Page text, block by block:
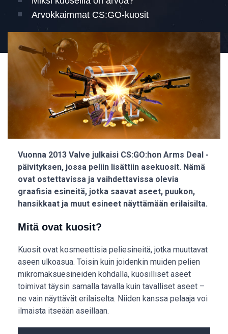
Arvokkaimmat CS:GO-kuosit
Vuonna 2013 Valve julkaisi CS:GO:hon Arms Deal -
päivityksen, jossa peliin lisättiin asekuosit. Nämä
ovat ostettavissa ja vaihdettavissa olevia
graafisia esineitä, jotka saavat aseet, puukon,
hansikkaat ja muut esineet näyttämään erilaisilta.
Mitä ovat kuosit?
Kuosit ovat kosmeettisia peliesineitä, jotka muuttavat
aseen ulkoasua. Toisin kuin joidenkin muiden pelien
mikromaksuesineiden kohdalla, kuosilliset aseet
toimivat täysin samalla tavalla kuin tavalliset aseet –
ne vain näyttävät erilaiselta. Niiden kanssa pelaaja voi
ilmaista itseään aseillaan.